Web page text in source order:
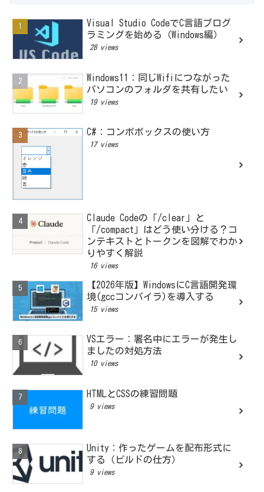
Visual Studio CodeでC言語プログ
ラミングを始める（Windows編）
28 views
Windows11：同じWifiにつながった
パソコンのフォルダを共有したい
19 views
C#：コンボボックスの使い方
17 views
Claude Codeの「/clear」と
「/compact」はどう使い分ける？コ
ンテキストとトークンを図解でわか
りやすく解説
16 views
【2026年版】WindowsにC言語開発環
境(gccコンパイラ)を導入する
15 views
VSエラー：署名中にエラーが発生し
ましたの対処方法
10 views
HTMLとCSSの練習問題
9 views
Unity：作ったゲームを配布形式に
する（ビルドの仕方）
9 views